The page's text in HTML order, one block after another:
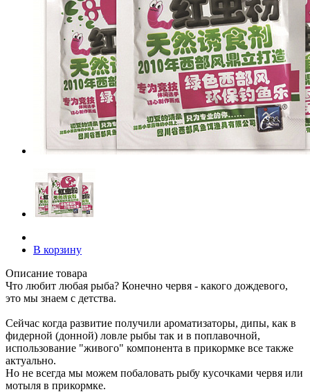
В корзину
Описание товара
Что любит любая рыба? Конечно червя - какого дождевого,
это мы знаем с детства.
Сейчас когда развитие получили ароматизаторы, дипы, как в
фидерной (донной) ловле рыбы так и в поплавочной,
использование "живого" компонента в прикормке все также
актуально.
Но не всегда мы можем побаловать рыбу кусочками червя или
мотыля в прикормке.